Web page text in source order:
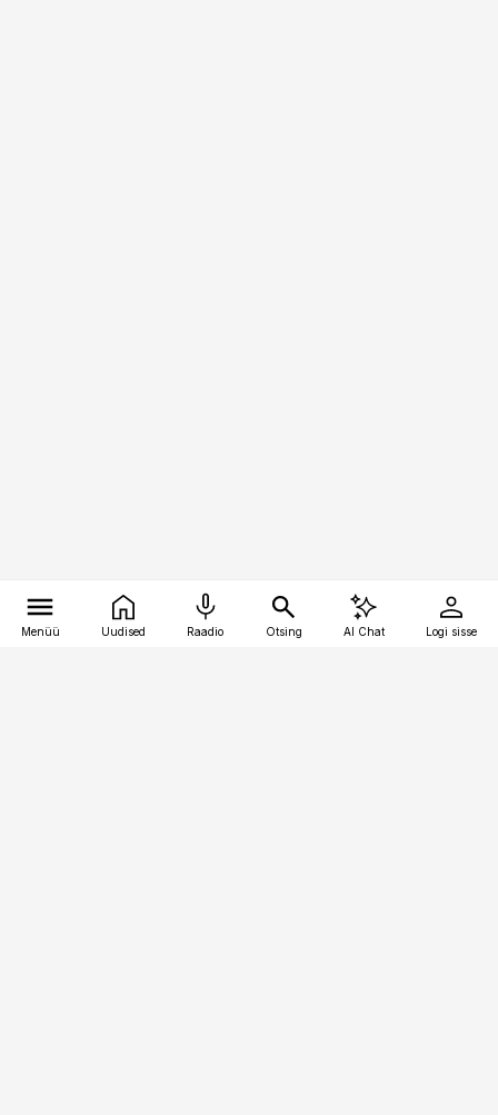
Menüü Uudised Raadio Otsing AI Chat Logi sisse